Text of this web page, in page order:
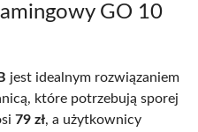
GO 10
jest idealnym rozwiązaniem
które potrzebują sporej
79 zł, a użytkownicy